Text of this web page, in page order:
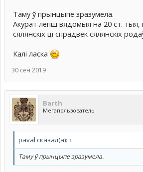
Таму ў прынцыпе зразумела.
Акурат лепш вядомыя на 20 ст. тыя,
сялянскіх ці спрадвек сялянскіх
Калі ласка
30 сен 2019
Barth
Мегапользователь
paval сказал(а): ↑
Таму ў прынцыпе зразумела.